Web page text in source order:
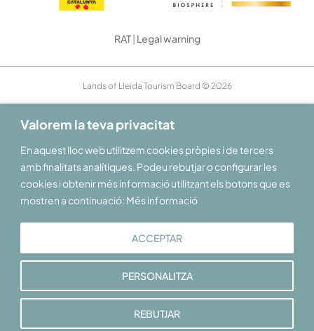
Valorem la teva privacitat
En aquest lloc web utilitzem cookies pròpies i de tercers
amb finalitats analítiques. Podeu rebutjar o configurar les
cookies i obtenir més informació utilitzant els botons que es
mostren a continuació: Més informació
PERSONALITZA
REBUTJAR
ACCEPTAR
RAT| Legal warning
Lands of Lleida Tourism Board © 2026